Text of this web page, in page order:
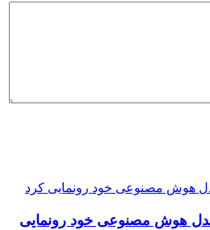
مدل هوش مصنوعی خود رونمایی